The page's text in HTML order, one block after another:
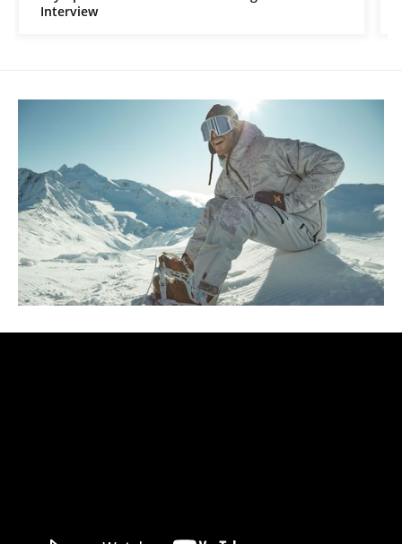
Interview